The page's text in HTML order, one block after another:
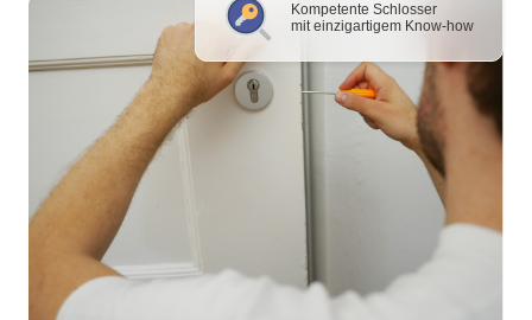
Kompetente Schlosser
mit einzigartigem Know-how